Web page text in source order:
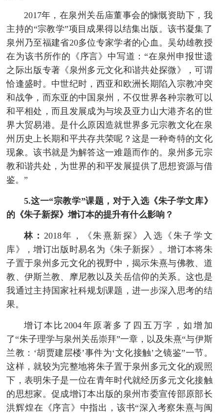
2017年，在泉州关岳庙董事会的慷慨资助下，我
主持的“宗教学”项目成果得以结集出版。该书凝集了
泉州乃至福建省20多位专家学者的心血。吴幼雄教授
在为该书所作的《序言》中写道：“在泉州申报世遗
之际出版专著《泉州多元文化和谐共处探微》，可谓
恰逢盛时。中世纪时，西亚和欧洲长期陷入宗教冲突
和战争，而东亚的中国泉州，不仅世界各种宗教可以
和平相处，而且发展成为与埃及亚力山大港齐名的世
界大贸易港。是什么原因造就世界多元宗教文化在泉
州历史上长期和平共存共荣呢？这是一种奇特的文化
现象。该书就是为解答这一难题而作的。泉州多元宗
教和谐共处，为世界的和平发展提供了思想资源与借
鉴。”
5.这一“宗教学”课题，对于入选《朱子学文库》
的《朱子新探》增订本的提升有什么影响？
林： 2018年，《朱熹新探》入选《朱子学文
库》，增订出版时易名为《朱子新探》。增订本将朱
子置于泉州多元文化的视野中，揭示朱熹与佛教、道
教、伊斯兰教、摩尼教以及关岳信仰的关系。这也是
我通过主持国家社科规划课题，进一步深入思考的结
果。
增订本比2004年原著多了四五万字，如增加
了“朱子理学与泉州关岳崇拜”一章，以及朱熹“与伊斯
兰教：‘胡贾建层楼’事件为‘文化接触’之镜鉴”一节。
这样，就较为完整地将朱子置于泉州多元文化的观照
下，表明朱子是一位在青年时代就经历多元文化接触
的思想家。促成增订本出版的泉州市委宣传部原部长
洪辉煌在《序言》中指出，该书“深入考察朱熹与闽